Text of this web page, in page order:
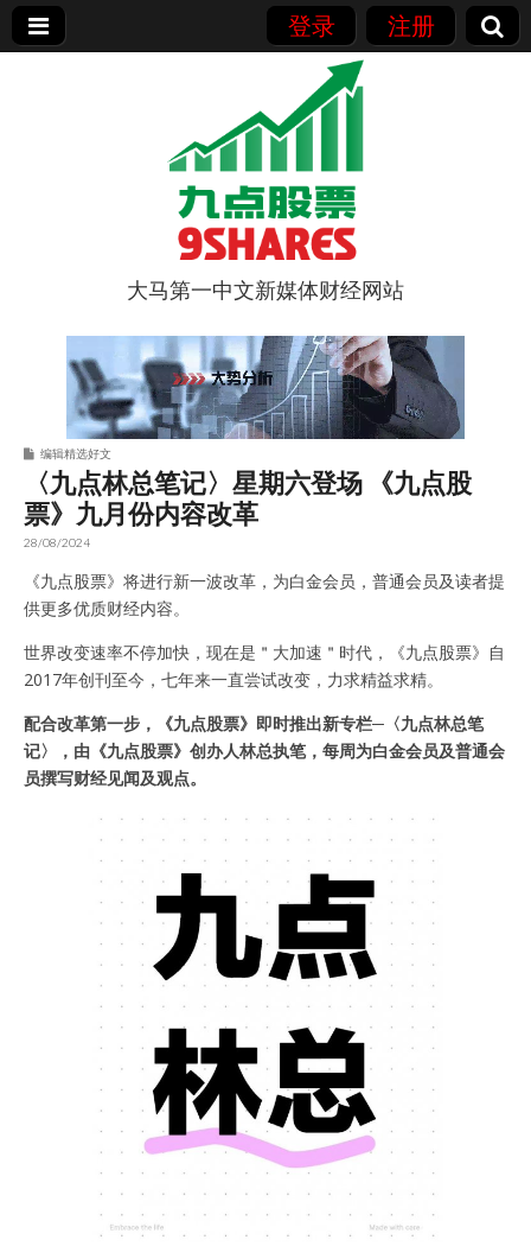
登录 注册
9点股票
大马第一中文新媒体财经网站
编辑精选好文
〈九点林总笔记〉星期六登场 《九点股
票》九月份内容改革
28/08/2024
《九点股票》将进行新一波改革，为白金会员，普通会员及读者提
供更多优质财经内容。
世界改变速率不停加快，现在是＂大加速＂时代，《九点股票》自
2017年创刊至今，七年来一直尝试改变，力求精益求精。
配合改革第一步，《九点股票》即时推出新专栏─〈九点林总笔
记〉，由《九点股票》创办人林总执笔，每周为白金会员及普通会
员撰写财经见闻及观点。